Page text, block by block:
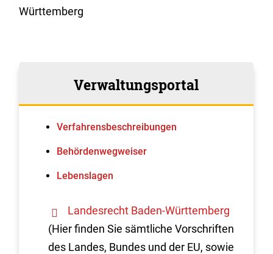
Württemberg
Verwaltungsportal
Verfahrens­beschreibungen
Behördenwegweiser
Lebenslagen
Landesrecht Baden-Württemberg
(Hier finden Sie sämtliche Vorschriften
des Landes, Bundes und der EU, sowie